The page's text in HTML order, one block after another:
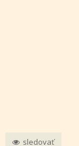
sledovať